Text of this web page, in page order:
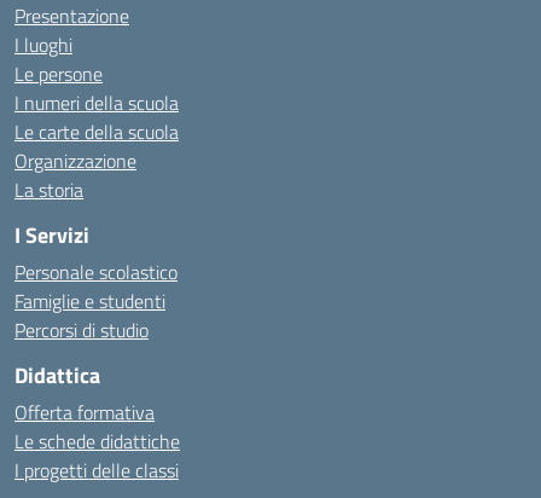
Presentazione
I luoghi
Le persone
I numeri della scuola
Le carte della scuola
Organizzazione
La storia
I Servizi
Personale scolastico
Famiglie e studenti
Percorsi di studio
Didattica
Offerta formativa
Le schede didattiche
I progetti delle classi